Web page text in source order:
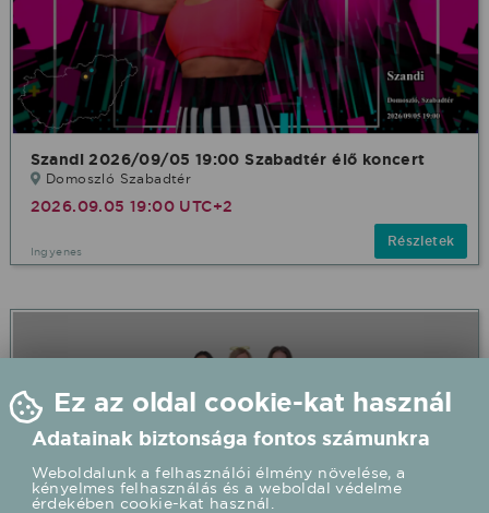
Szandi 2026/09/05 19:00 Szabadtér élő koncert
Domoszló Szabadtér
2026.09.05 19:00 UTC+2
Ingyenes
Részletek
Ez az oldal cookie-kat használ
Adatainak biztonsága fontos számunkra
Weboldalunk a felhasználói élmény növelése, a
kényelmes felhasználás és a weboldal védelme
érdekében cookie-kat használ.